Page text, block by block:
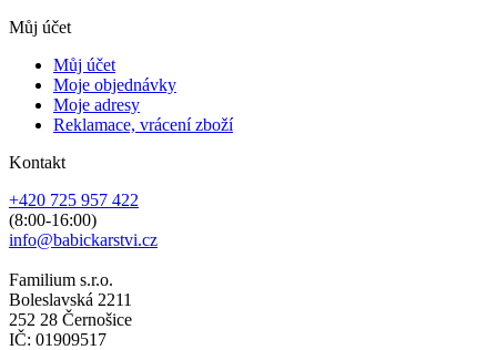
Můj účet
Můj účet
Moje objednávky
Moje adresy
Reklamace, vrácení zboží
Kontakt
+420 725 957 422
(8:00-16:00)
info@babickarstvi.cz
Familium s.r.o.
Boleslavská 2211
252 28 Černošice
IČ: 01909517